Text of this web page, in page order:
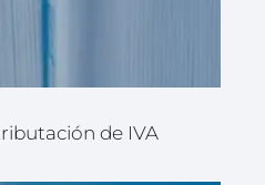
de IVA